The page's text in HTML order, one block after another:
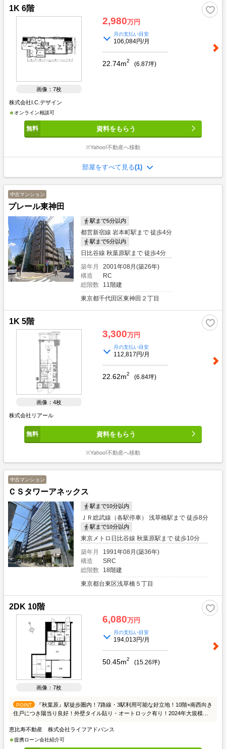
1K 6階
画像：7枚
2,980万円
月の支払い目安
106,084円/月
22.74m2 (6.87坪)
株式会社I.C.デザイン
オンライン相談可
資料をもらう
※Yahoo!不動産へ移動
部屋をすべて見る(1)
中古マンション
プレール東神田
駅まで5分以内
都営新宿線 岩本町駅まで 徒歩4分
駅まで5分以内
日比谷線 秋葉原駅まで 徒歩4分
築年月
2001年08月(築26年)
構造
RC
総階数
11階建
東京都千代田区東神田２丁目
1K 5階
画像：4枚
3,300万円
月の支払い目安
112,817円/月
22.62m2 (6.84坪)
株式会社リアール
資料をもらう
※Yahoo!不動産へ移動
中古マンション
ＣＳタワーアネックス
駅まで10分以内
ＪＲ総武線（各駅停車） 浅草橋駅まで 徒歩8分
駅まで10分以内
東京メトロ日比谷線 秋葉原駅まで 徒歩10分
築年月
1991年08月(築36年)
構造
SRC
総階数
18階建
東京都台東区浅草橋５丁目
2DK 10階
画像：7枚
6,080万円
月の支払い目安
194,013円/月
50.45m2 (15.26坪)
POINT
『秋葉原』駅徒歩圏内！7路線・3駅利用可能な好立地！10階×南西向き
住戸につき陽当り良好！外壁タイル貼り・オートロック有り！2024年大規模修
恵比寿不動産 株式会社ライフアドバンス
提携ローン会社紹介可